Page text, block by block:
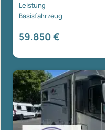
Leistung
Basisfahrzeug
59.850 €